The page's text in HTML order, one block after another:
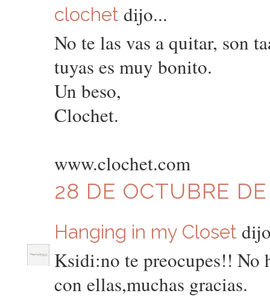
clochet dijo...
No te las vas a quitar, son
tuyas es muy bonito.
Un beso,
Clochet.
www.clochet.com
28 DE OCTUBRE
Hanging in my Closet
Ksidi:no te preocupes!! No
con ellas,muchas gracias.